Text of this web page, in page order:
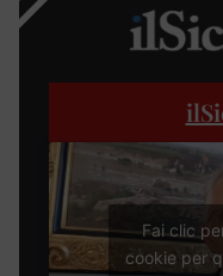
Fai clic
cookie per